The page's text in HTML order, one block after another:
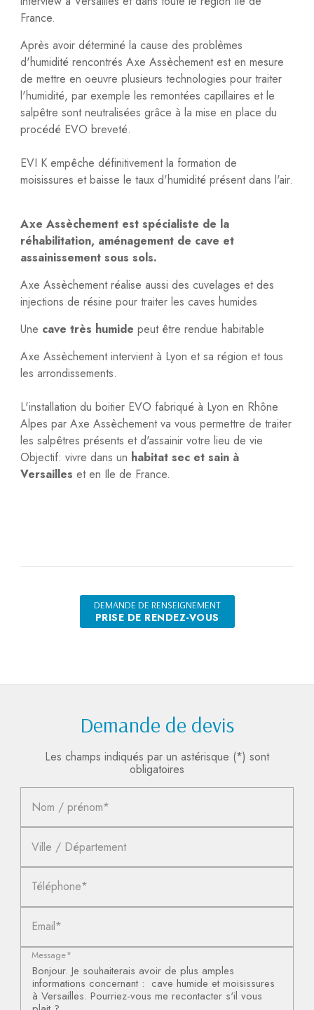
France.
Après avoir déterminé la cause des problèmes
d'humidité rencontrés Axe Assèchement est en mesure
de mettre en oeuvre plusieurs technologies pour traiter
l'humidité, par exemple les remontées capillaires et le
salpêtre sont neutralisées grâce à la mise en place du
procédé EVO breveté.
EVI K empêche définitivement la formation de
moisissures et baisse le taux d'humidité présent dans l'air.
Axe Assèchement est spécialiste de la
réhabilitation, aménagement de cave et
assainissement sous sols.
Axe Assèchement réalise aussi des cuvelages et des
injections de résine pour traiter les caves humides
Une cave très humide peut être rendue habitable
Axe Assèchement intervient à Lyon et sa région et tous
les arrondissements.
L'installation du boitier EVO fabriqué à Lyon en Rhône
Alpes par Axe Assèchement va vous permettre de traiter
les salpêtres présents et d'assainir votre lieu de vie
Objectif: vivre dans un habitat sec et sain à
Versailles et en Ile de France.
DEMANDE DE RENSEIGNEMENT
PRISE DE RENDEZ-VOUS
Demande de devis
Les champs indiqués par un astérisque (*) sont
obligatoires
Nom / prénom*
Ville / Département
Téléphone*
Email*
Message*